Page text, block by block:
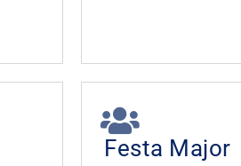
Festa Major